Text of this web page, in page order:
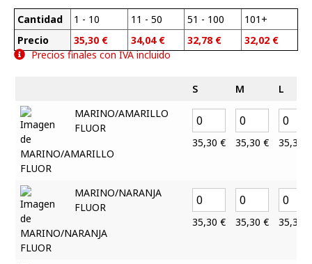
Cantidad
Precio
1 - 10
35,30 €
11 - 50
34,04 €
51 - 100
32,78 €
101+
32,02 €
Precios finales con IVA incluido
S M
L
MARINO/AMARILLO
FLUOR
35,30 € 35,30 € 35,30
MARINO/NARANJA
FLUOR
35,30 € 35,30 € 35,30